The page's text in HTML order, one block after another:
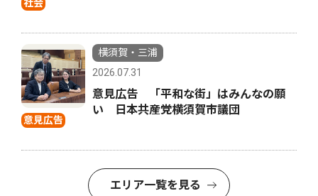
社会
意見広告
横須賀・三浦
2026.07.31
意見広告 「平和な街」はみんなの願
い 日本共産党横須賀市議団
エリア一覧を見る